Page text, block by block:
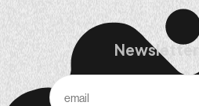
Newsletter